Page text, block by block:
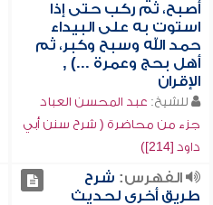
أصبح، ثم ركب حتى إذا
استوت به على البيداء
حمد الله وسبح وكبر، ثم
أهل بحج وعمرة ...) ,
الإقران
للشيخ: عبد المحسن العباد
جزء من محاضرة ( شرح سنن أبي
داود [214])
الفهرس: شرح
طريق أخرى لحديث